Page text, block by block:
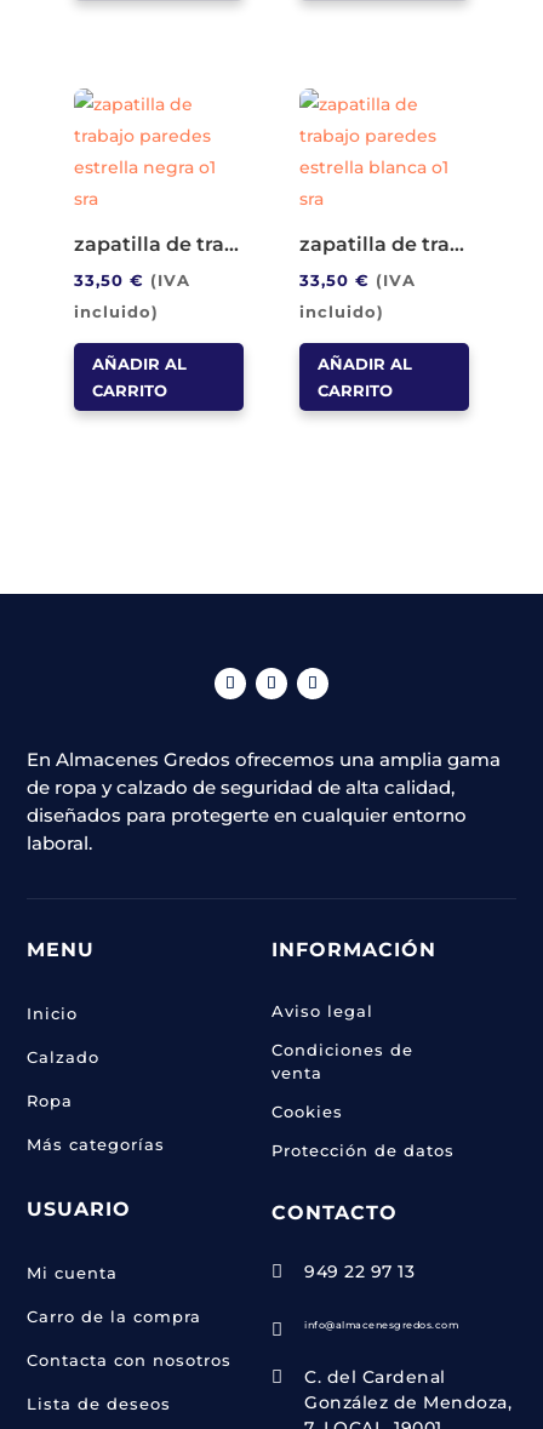
zapatilla de trabajo paredes estrella negra o1 sra
33,50 € (IVA
incluido)
AÑADIR AL
CARRITO
zapatilla de trabajo paredes estrella blanca o1 sra
33,50€ (IVA
incluido)
AÑADIR AL
CARRITO
En Almacenes Gredos ofrecemos una amplia gama
de ropa y calzado de seguridad de alta calidad,
diseñados para protegerte en cualquier entorno
laboral.
MENU
Inicio
Calzado
Ropa
Más categorías
USUARIO
Mi cuenta
Carro de la compra
Contacta con nosotros
Lista de deseos
INFORMACIÓN
Aviso legal
Condiciones de
venta
Cookies
Protección de datos
CONTACTO
 949 22 97 13
 info@almacenesgredos.com

C. del Cardenal
González de Mendoza,